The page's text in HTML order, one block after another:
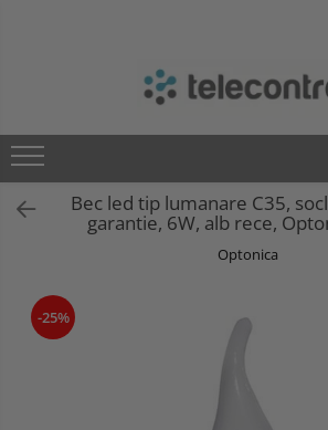
Teletask
Artsound
IntelightBec led tip lumanare C35,
garantie, 6W, alb rece,
Optonica
-25%